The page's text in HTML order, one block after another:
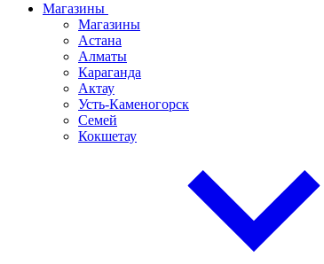
Магазины
Магазины
Астана
Алматы
Караганда
Актау
Усть-Каменогорск
Семей
Кокшетау